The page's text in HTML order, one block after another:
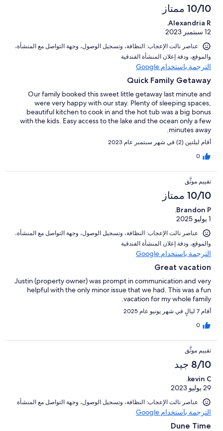
10/10 ممتاز
Alexandria R.
12 سبتمبر 2023
عناصر نالت الإعجاب: ⁦النظافة⁩، و⁦تسجيل الوصول⁩، و⁦جهة التواصل مع المنشأة⁩،
و⁦الموقع⁩، و⁦دقة إعلان المنشأة الفندقية⁩
الترجمة باستخدام Google
Quick Family Getaway
Our family booked this sweet little getaway last minute and
were very happy with our stay. Plenty of sleeping spaces,
beautiful kitchen to cook in and the hot tub was a big bonus
with the kids. Easy access to the lake and the ocean only a few
minutes away.
أقام ليلتين (2) في شهر سبتمبر عام 2023
0
تقييم موثَّق
10/10 ممتاز
Brandon P.
1 يوليو 2025
عناصر نالت الإعجاب: ⁦النظافة⁩، و⁦تسجيل الوصول⁩، و⁦جهة التواصل مع المنشأة⁩،
و⁦الموقع⁩، و⁦دقة إعلان المنشأة الفندقية⁩
الترجمة باستخدام Google
Great vacation
Justin (property owner) was prompt in communication and very
helpful with the only minor issue that we had. This was a fun
vacation for my whole family.
أقام 7 ليالٍ في شهر يونيو عام 2025
0
تقييم موثَّق
8/10 جيد
kevin C.
29 يوليو 2023
عناصر نالت الإعجاب: ⁦النظافة⁩، و⁦تسجيل الوصول⁩، و⁦جهة التواصل مع المنشأة⁩
الترجمة باستخدام Google
Dune Time